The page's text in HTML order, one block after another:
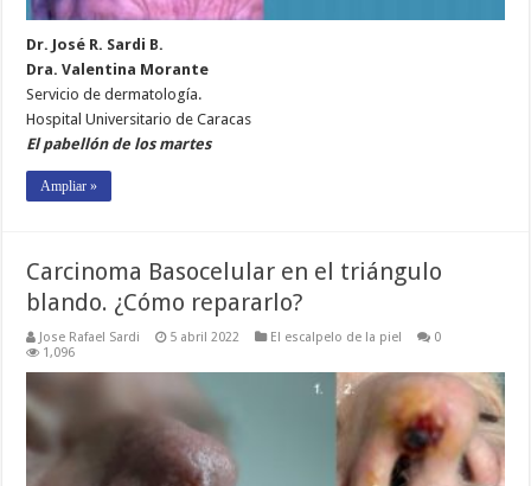
Dr. José R. Sardi B.
Dra. Valentina Morante
Servicio de dermatología.
Hospital Universitario de Caracas
El pabellón de los martes
Ampliar »
Carcinoma Basocelular en el triángulo
blando. ¿Cómo repararlo?
Jose Rafael Sardi 5 abril 2022 El escalpelo de la piel
0
1,096